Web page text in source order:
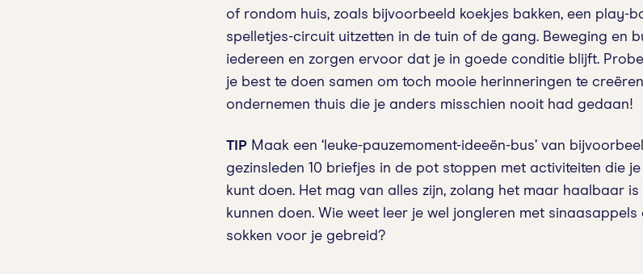
of rondom huis, zoals bijvoorbeeld koekjes bakken, een play-
spelletjes-circuit uitzetten in de tuin of de gang. Beweging en
iedereen en zorgen ervoor dat je in goede conditie blijft.
je best te doen samen om toch mooie herinneringen te
ondernemen thuis die je anders misschien nooit had gedaan!
TIP Maak een ‘leuke-pauzemoment-ideeën-bus’ van
gezinsleden 10 briefjes in de pot stoppen met activiteiten die
kunt doen. Het mag van alles zijn, zolang het maar haalbaar
kunnen doen. Wie weet leer je wel jongleren met
sokken voor je gebreid?